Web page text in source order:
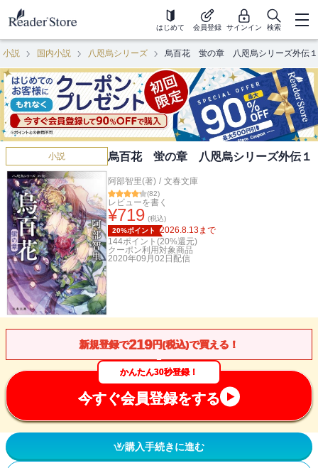
はじめて 会員登録 サインイン 検索
小説 国内小説 八咫烏シリーズ 烏百花 蛍の章 八咫烏シリーズ外伝１
小説 烏百花 蛍の章 八咫烏シリーズ外伝１
阿部智里(著) / 文春文庫
(82)
レビューを書く
¥719 (税込)
20%ポイント
2026.8.13まで
144ポイント(20%還元)
クーポン利用対象商品
2020年09月02日 配信
新規登録で219円(税込)で買える！
かんたん30秒登録！
今すぐ会員登録をする
購入手続きに進む